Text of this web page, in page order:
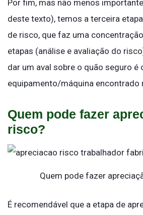
Por fim, mas não menos
deste texto), temos a terceira
de risco, que faz uma
etapas (análise e avaliação do
dar um aval sobre o quão seguro é
equipamento/máquina encontrado
Quem pode fazer
risco?
Quem pode fazer
É recomendável que a etapa de